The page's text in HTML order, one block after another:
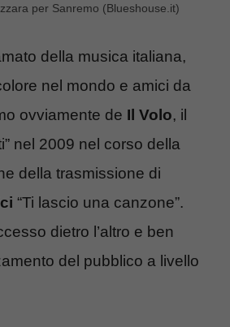
per Sanremo (Blueshouse.it)
della musica italiana,
nel mondo e amici da
ovviamente de Il Volo, il
nel 2009 nel corso della
della trasmissione di
“Ti lascio una canzone”.
dietro l’altro e ben
del pubblico a livello